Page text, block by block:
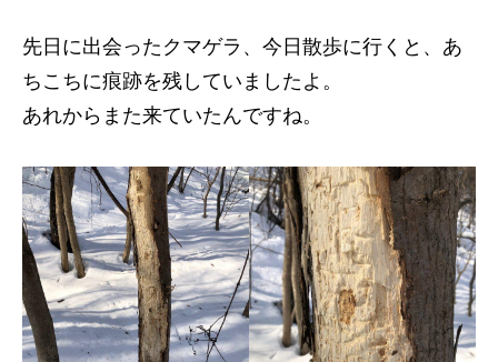
先日に出会ったクマゲラ、今日散歩に行くと、あ
ちこちに痕跡を残していましたよ。
あれからまた来ていたんですね。